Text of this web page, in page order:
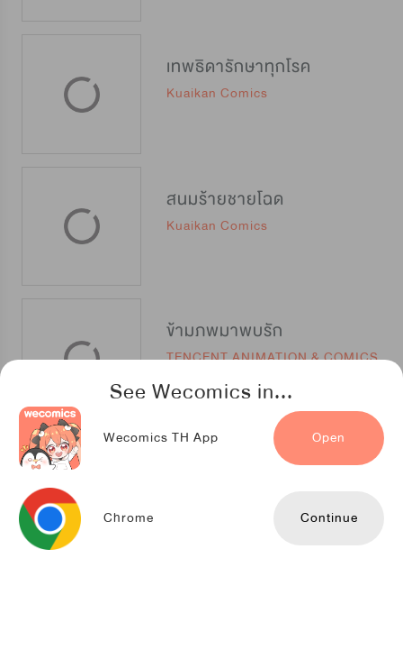
See Wecomics in...
Wecomics TH App Open
Chrome Continue
เทพธิดารักษาทุกโรค
Kuaikan Comics
สนมร้ายชายโฉด
Kuaikan Comics
ข้ามภพมาพบรัก
TENCENT ANIMATION & COMICS